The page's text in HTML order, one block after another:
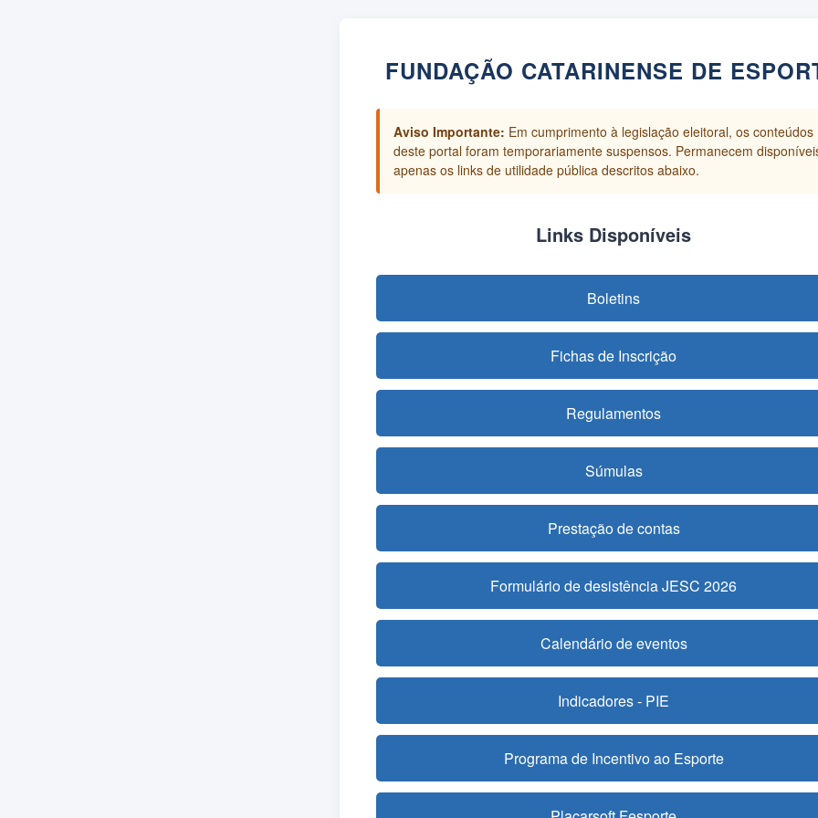
FUNDAÇÃO CATARINENSE DE
Aviso Importante: Em cumprimento à legislação eleitoral, os conteúdos
deste portal foram temporariamente suspensos. Permanecem
apenas os links de utilidade pública descritos abaixo.
Links Disponíveis
Boletins
Fichas de Inscrição
Regulamentos
Súmulas
Prestação de contas
Formulário de desistência JESC 2026
Calendário de eventos
Indicadores - PIE
Programa de Incentivo ao Esporte